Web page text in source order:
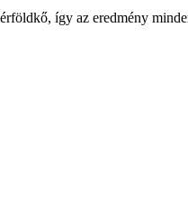
így az eredmény